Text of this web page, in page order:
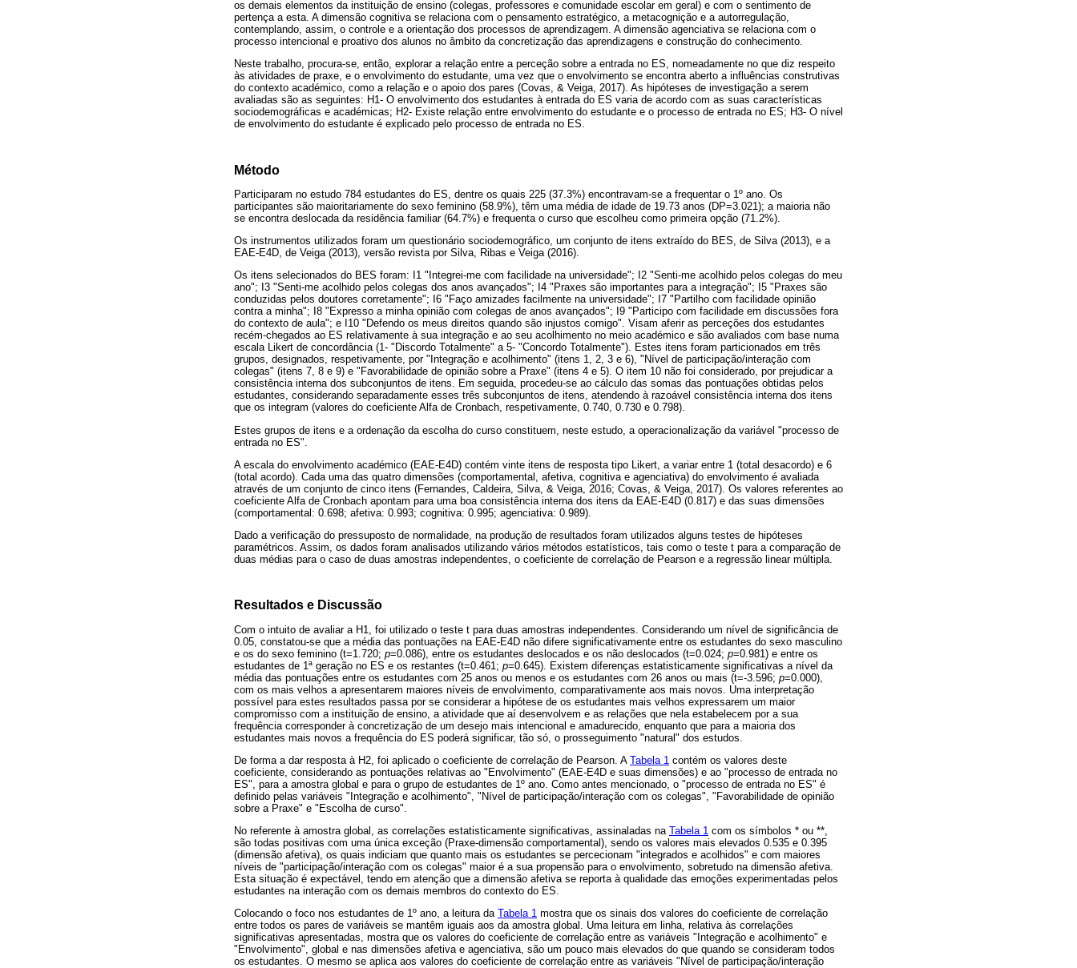
os demais elementos da instituição de ensino (colegas, professores e comunidade escolar em geral) e com o sentimento de
pertença a esta. A dimensão cognitiva se relaciona com o pensamento estratégico, a metacognição e a autorregulação,
contemplando, assim, o controle e a orientação dos processos de aprendizagem. A dimensão agenciativa se relaciona com o
processo intencional e proativo dos alunos no âmbito da concretização das aprendizagens e construção do conhecimento.
Neste trabalho, procura-se, então, explorar a relação entre a perceção sobre a entrada no ES, nomeadamente no que diz respeito
às atividades de praxe, e o envolvimento do estudante, uma vez que o envolvimento se encontra aberto a influências construtivas
do contexto académico, como a relação e o apoio dos pares (Covas, & Veiga, 2017). As hipóteses de investigação a serem
avaliadas são as seguintes: H1- O envolvimento dos estudantes à entrada do ES varia de acordo com as suas características
sociodemográficas e académicas; H2- Existe relação entre envolvimento do estudante e o processo de entrada no ES; H3- O nível
de envolvimento do estudante é explicado pelo processo de entrada no ES.
Método
Participaram no estudo 784 estudantes do ES, dentre os quais 225 (37.3%) encontravam-se a frequentar o 1º ano. Os
participantes são maioritariamente do sexo feminino (58.9%), têm uma média de idade de 19.73 anos (DP=3.021); a maioria não
se encontra deslocada da residência familiar (64.7%) e frequenta o curso que escolheu como primeira opção (71.2%).
Os instrumentos utilizados foram um questionário sociodemográfico, um conjunto de itens extraído do BES, de Silva (2013), e a
EAE-E4D, de Veiga (2013), versão revista por Silva, Ribas e Veiga (2016).
Os itens selecionados do BES foram: I1 "Integrei-me com facilidade na universidade"; I2 "Senti-me acolhido pelos colegas do meu
ano"; I3 "Senti-me acolhido pelos colegas dos anos avançados"; I4 "Praxes são importantes para a integração"; I5 "Praxes são
conduzidas pelos doutores corretamente"; I6 "Faço amizades facilmente na universidade"; I7 "Partilho com facilidade opinião
contra a minha"; I8 "Expresso a minha opinião com colegas de anos avançados"; I9 "Participo com facilidade em discussões fora
do contexto de aula"; e I10 "Defendo os meus direitos quando são injustos comigo". Visam aferir as perceções dos estudantes
recém-chegados ao ES relativamente à sua integração e ao seu acolhimento no meio académico e são avaliados com base numa
escala Likert de concordância (1- "Discordo Totalmente" a 5- "Concordo Totalmente"). Estes itens foram particionados em três
grupos, designados, respetivamente, por "Integração e acolhimento" (itens 1, 2, 3 e 6), "Nível de participação/interação com
colegas" (itens 7, 8 e 9) e "Favorabilidade de opinião sobre a Praxe" (itens 4 e 5). O item 10 não foi considerado, por prejudicar a
consistência interna dos subconjuntos de itens. Em seguida, procedeu-se ao cálculo das somas das pontuações obtidas pelos
estudantes, considerando separadamente esses três subconjuntos de itens, atendendo à razoável consistência interna dos itens
que os integram (valores do coeficiente Alfa de Cronbach, respetivamente, 0.740, 0.730 e 0.798).
Estes grupos de itens e a ordenação da escolha do curso constituem, neste estudo, a operacionalização da variável "processo de
entrada no ES".
A escala do envolvimento académico (EAE-E4D) contém vinte itens de resposta tipo Likert, a variar entre 1 (total desacordo) e 6
(total acordo). Cada uma das quatro dimensões (comportamental, afetiva, cognitiva e agenciativa) do envolvimento é avaliada
através de um conjunto de cinco itens (Fernandes, Caldeira, Silva, & Veiga, 2016; Covas, & Veiga, 2017). Os valores referentes ao
coeficiente Alfa de Cronbach apontam para uma boa consistência interna dos itens da EAE-E4D (0.817) e das suas dimensões
(comportamental: 0.698; afetiva: 0.993; cognitiva: 0.995; agenciativa: 0.989).
Dado a verificação do pressuposto de normalidade, na produção de resultados foram utilizados alguns testes de hipóteses
paramétricos. Assim, os dados foram analisados utilizando vários métodos estatísticos, tais como o teste t para a comparação de
duas médias para o caso de duas amostras independentes, o coeficiente de correlação de Pearson e a regressão linear múltipla.
Resultados e Discussão
Com o intuito de avaliar a H1, foi utilizado o teste t para duas amostras independentes. Considerando um nível de significância de
0.05, constatou-se que a média das pontuações na EAE-E4D não difere significativamente entre os estudantes do sexo masculino
e os do sexo feminino (t=1.720; p=0.086), entre os estudantes deslocados e os não deslocados (t=0.024; p=0.981) e entre os
estudantes de 1ª geração no ES e os restantes (t=0.461; p=0.645). Existem diferenças estatisticamente significativas a nível da
média das pontuações entre os estudantes com 25 anos ou menos e os estudantes com 26 anos ou mais (t=-3.596; p=0.000),
com os mais velhos a apresentarem maiores níveis de envolvimento, comparativamente aos mais novos. Uma interpretação
possível para estes resultados passa por se considerar a hipótese de os estudantes mais velhos expressarem um maior
compromisso com a instituição de ensino, a atividade que aí desenvolvem e as relações que nela estabelecem por a sua
frequência corresponder à concretização de um desejo mais intencional e amadurecido, enquanto que para a maioria dos
estudantes mais novos a frequência do ES poderá significar, tão só, o prosseguimento "natural" dos estudos.
De forma a dar resposta à H2, foi aplicado o coeficiente de correlação de Pearson. A Tabela 1 contém os valores deste
coeficiente, considerando as pontuações relativas ao "Envolvimento" (EAE-E4D e suas dimensões) e ao "processo de entrada no
ES", para a amostra global e para o grupo de estudantes de 1º ano. Como antes mencionado, o "processo de entrada no ES" é
definido pelas variáveis "Integração e acolhimento", "Nível de participação/interação com os colegas", "Favorabilidade de opinião
sobre a Praxe" e "Escolha de curso".
No referente à amostra global, as correlações estatisticamente significativas, assinaladas na Tabela 1 com os símbolos * ou **,
são todas positivas com uma única exceção (Praxe-dimensão comportamental), sendo os valores mais elevados 0.535 e 0.395
(dimensão afetiva), os quais indiciam que quanto mais os estudantes se percecionam "integrados e acolhidos" e com maiores
níveis de "participação/interação com os colegas" maior é a sua propensão para o envolvimento, sobretudo na dimensão afetiva.
Esta situação é expectável, tendo em atenção que a dimensão afetiva se reporta à qualidade das emoções experimentadas pelos
estudantes na interação com os demais membros do contexto do ES.
Colocando o foco nos estudantes de 1º ano, a leitura da Tabela 1 mostra que os sinais dos valores do coeficiente de correlação
entre todos os pares de variáveis se mantêm iguais aos da amostra global. Uma leitura em linha, relativa às correlações
significativas apresentadas, mostra que os valores do coeficiente de correlação entre as variáveis "Integração e acolhimento" e
"Envolvimento", global e nas dimensões afetiva e agenciativa, são um pouco mais elevados do que quando se consideram todos
os estudantes. O mesmo se aplica aos valores do coeficiente de correlação entre as variáveis "Nível de participação/interação